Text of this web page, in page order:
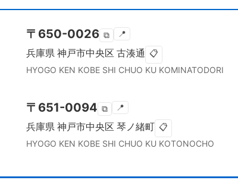
〒 650-0026 ⧉ 📍
兵庫県 神戸市中央区 古湊通 📋
HYOGO KEN KOBE SHI CHUO KU KOMINATODORI
〒 651-0094 ⧉ 📍
兵庫県 神戸市中央区 琴ノ緒町 📋
HYOGO KEN KOBE SHI CHUO KU KOTONOCHO